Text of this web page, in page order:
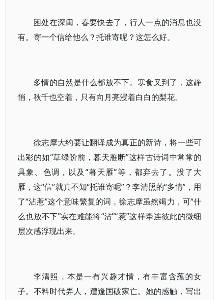
困处在深闺，春要快去了，行人一点的消息也没
有。寄一个信给他么？托谁寄呢？这怎么好。
多情的自然是什么都放不下。寒食又到了，这静
悄，秋千也空着，只有向月亮浸着白白的梨花。
徐志摩大约要让翻译成为真正的新诗，将一些可
出彩的如“草绿阶前，暮天雁断”这样古诗词中常常的
具象、色调，以及“暮天雁”等，都弃去了。没了大
雁，这“信”就真不知“托谁寄呢”？李清照的“多情”，用
了“沾惹”这个意味繁复的词，徐志摩虽然竭力，可“什
么也放不下”实在难能将“沾”“惹”这样牵连彼此的微细
层次感浮现出来。
李清照，本是一有兴趣才情，有丰富含蕴的女
子。不料时代弄人，遭逢国破家亡。她的感触，写出